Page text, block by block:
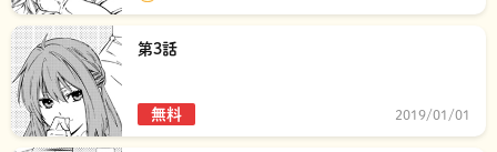
第3話
無料 2019/01/01